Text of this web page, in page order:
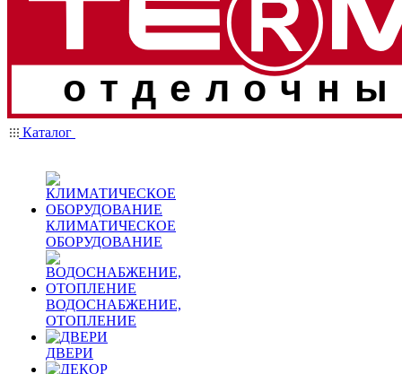
Каталог
КЛИМАТИЧЕСКОЕ
ОБОРУДОВАНИЕ
ВОДОСНАБЖЕНИЕ,
ОТОПЛЕНИЕ
ДВЕРИ